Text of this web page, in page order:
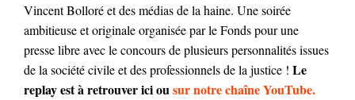
Vincent Bolloré et des médias de la haine. Une soirée
ambitieuse et originale organisée par le Fonds pour une
presse libre avec le concours de plusieurs personnalités issues
de la société civile et des professionnels de la justice ! Le
replay est à retrouver ici ousur notre chaîne YouTube.